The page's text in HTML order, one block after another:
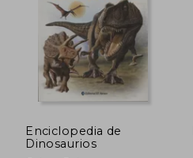
dcto.
Enciclopedia de
Dinosaurios